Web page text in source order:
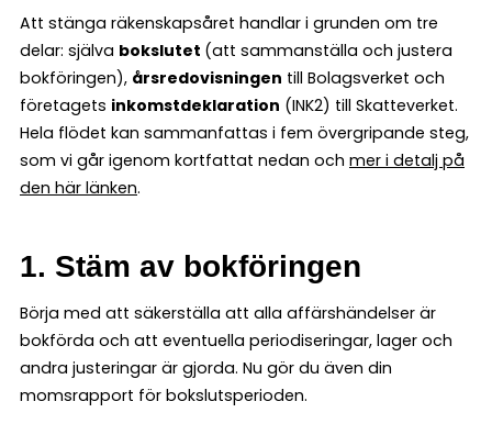
Att stänga räkenskapsåret handlar i grunden om tre
delar: själva bokslutet (att sammanställa och justera
bokföringen), årsredovisningen till Bolagsverket och
företagets inkomstdeklaration (INK2) till Skatteverket.
Hela flödet kan sammanfattas i fem övergripande steg,
som vi går igenom kortfattat nedan och mer i detalj på
den här länken.
1. Stäm av bokföringen
Börja med att säkerställa att alla affärshändelser är
bokförda och att eventuella periodiseringar, lager och
andra justeringar är gjorda. Nu gör du även din
momsrapport för bokslutsperioden.